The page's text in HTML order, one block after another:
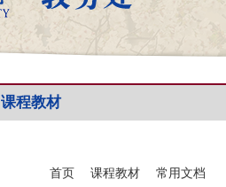
课程教材
首页 课程教材 常用文档